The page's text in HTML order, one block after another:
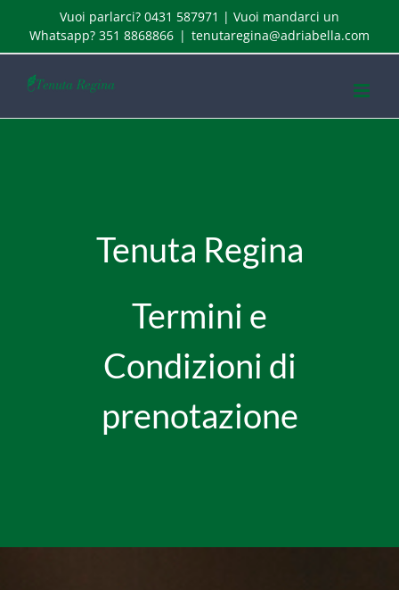
content
Vuoi parlarci? 0431 587971 | Vuoi mandarci un
Whatsapp? 351 8868866 | tenutaregina@adriabella.com
Tenuta Regina
Termini e
Condizioni di
prenotazione